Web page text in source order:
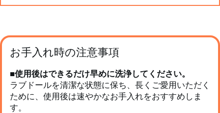
ド
の
洗
い
｜
ホ
ー
お手入れ時の注意事項
■使用後はできるだけ早めに洗浄してください。
ラブドールを清潔な状態に保ち、長くご愛用いただく
ために、使用後は速やかなお手入れをおすすめしま
す。